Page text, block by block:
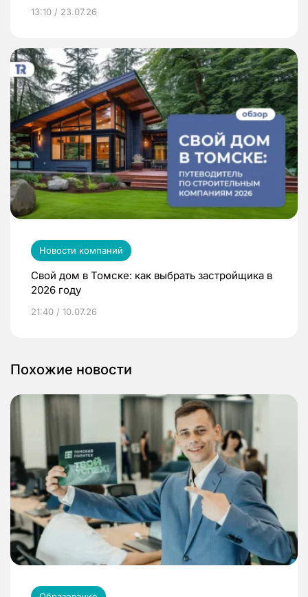
13:10 / 23.07.26
Новости компаний
Свой дом в Томске: как выбрать застройщика в
2026 году
21:40 / 10.07.26
Похожие новости